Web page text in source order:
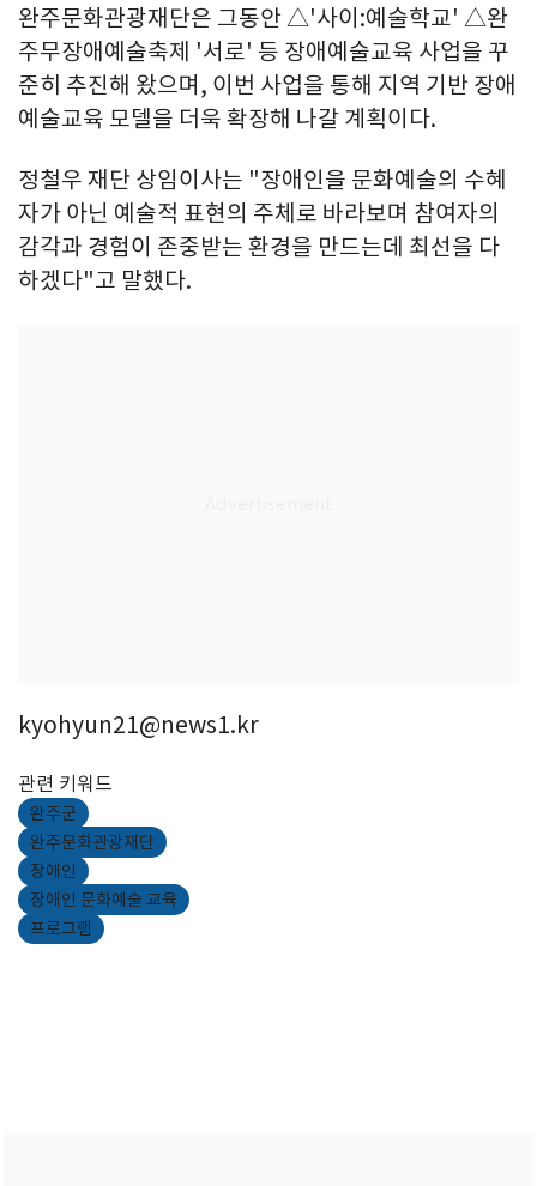
완주문화관광재단은 그동안 △'사이:예술학교' △완
주무장애예술축제 '서로' 등 장애예술교육 사업을 꾸
준히 추진해 왔으며, 이번 사업을 통해 지역 기반 장애
예술교육 모델을 더욱 확장해 나갈 계획이다.
정철우 재단 상임이사는 "장애인을 문화예술의 수혜
자가 아닌 예술적 표현의 주체로 바라보며 참여자의
감각과 경험이 존중받는 환경을 만드는데 최선을 다
하겠다"고 말했다.
kyohyun21@news1.kr
관련 키워드
완주군
완주문화관광재단
장애인
장애인 문화예술 교육
프로그램